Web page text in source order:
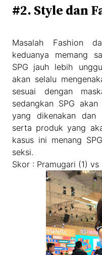
#2. Style dan
Masalah Fashion
keduanya memang
SPG jauh lebih
akan selalu
sesuai dengan
sedangkan SPG
yang dikenakan dan
serta produk yang
kasus ini menang
seksi.
Skor : Pramugari (1) vs